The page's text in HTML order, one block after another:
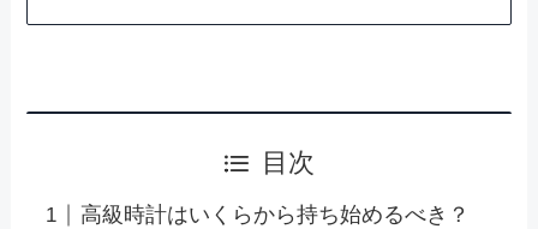
目次
高級時計はいくらから持ち始めるべき？